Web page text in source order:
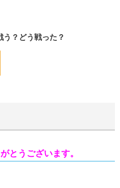
？どう戦った？
とうございます。